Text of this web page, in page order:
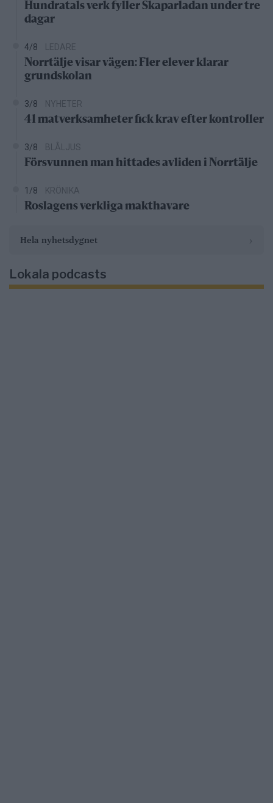
Hundratals verk fyller Skaparladan under tre
dagar
4/8 LEDARE
Norrtälje visar vägen: Fler elever klarar
grundskolan
3/8 NYHETER
41 matverksamheter fick krav efter kontroller
3/8 BLÅLJUS
Försvunnen man hittades avliden i Norrtälje
1/8 KRÖNIKA
Roslagens verkliga makthavare
Hela nyhetsdygnet
Lokala podcasts